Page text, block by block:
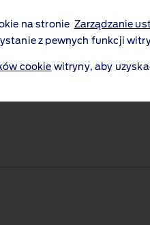
na stronie Zarządzanie
z pewnych funkcji
cookie witryny, aby